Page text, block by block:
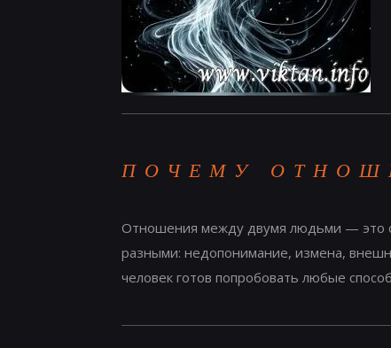
ПОЧЕМУ
Отношения между двумя людьми — это
разными: недопонимание, измена,
человек готов попробовать любые